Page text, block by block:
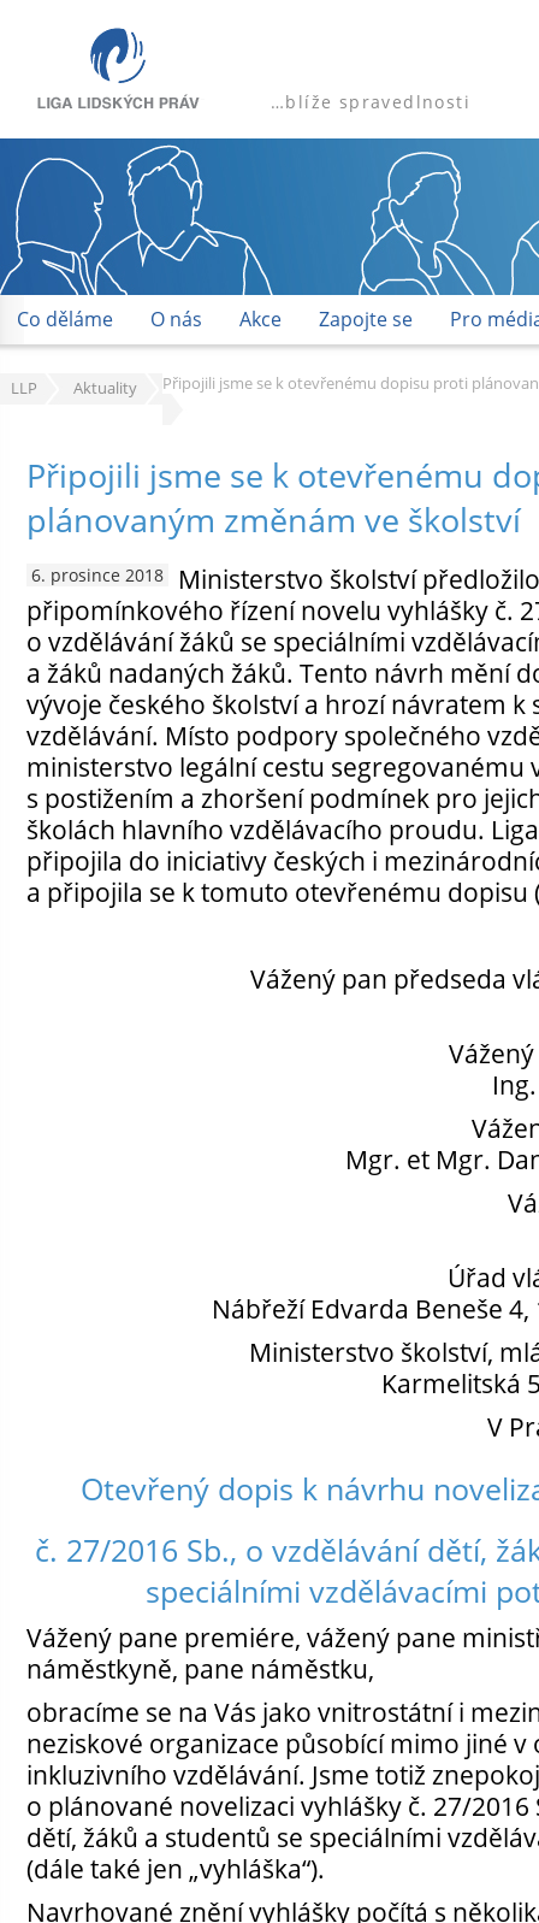
…blíže spravedlnosti
Co děláme O nás Akce Zapojte se Pro
LLP Aktuality Připojili jsme se k otevřenému dopisu proti
Připojili jsme se k otevřenému
plánovaným změnám ve školství
6. prosince 2018
Ministerstvo školství
připomínkového řízení novelu vyhlášky č.
o vzdělávání žáků se speciálními
a žáků nadaných žáků. Tento návrh mění
vývoje českého školství a hrozí návratem k
vzdělávání. Místo podpory společného
ministerstvo legální cestu segregovanému
s postižením a zhoršení podmínek pro
školách hlavního vzdělávacího proudu.
připojila do iniciativy českých i
a připojila se k tomuto otevřenému dopisu
Vážený pan předseda
Mgr. et Mgr.
Úřad
Nábřeží Edvarda Beneše
Ministerstvo školství,
Karmelitská
V
Otevřený dopis k návrhu
č. 27/2016 Sb., o vzdělávání dětí,
speciálními vzdělávacími
Vážený pane premiére, vážený pane
náměstkyně, pane náměstku,
obracíme se na Vás jako vnitrostátní i
neziskové organizace působící mimo jiné
inkluzivního vzdělávání. Jsme totiž
o plánované novelizaci vyhlášky č. 27/2016
dětí, žáků a studentů se speciálními
(dále také jen „vyhláška“).
Navrhované znění vyhlášky počítá s